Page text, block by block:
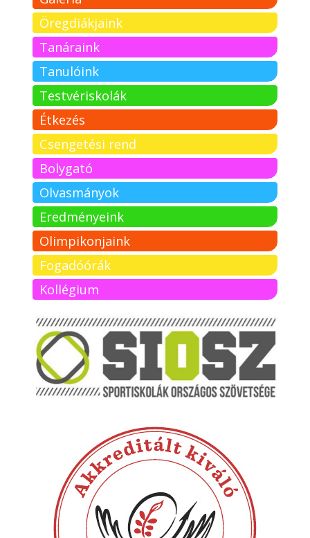
Öregdiákjaink
Tanáraink
Tanulóink
Testvériskolák
Étkezés
Csengetési rend
Bolygató
Olvasmányok
Eredményeink
Olimpikonjaink
Fogadóórák
Kollégium